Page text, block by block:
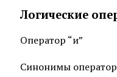
Логические
Оператор “и”
Синонимы